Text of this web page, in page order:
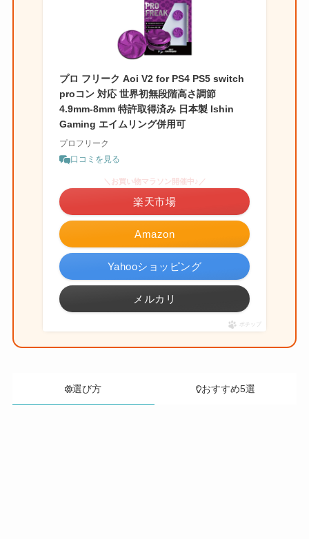
プロ フリーク Aoi V2 for PS4 PS5 switch
proコン 対応 世界初無段階高さ調節
4.9mm-8mm 特許取得済み 日本製 Ishin
Gaming エイムリング併用可
プロフリーク
口コミを見る
Amazon
＼お買い物マラソン開催中♪／
楽天市場
Yahooショッピング
メルカリ
ポチップ
選び方 おすすめ5選